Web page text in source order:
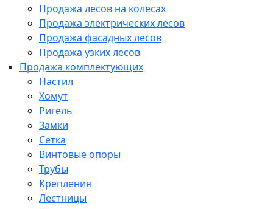
Продажа лесов на колесах
Продажа электрических лесов
Продажа фасадных лесов
Продажа узких лесов
Продажа комплектующих
Настил
Хомут
Ригель
Замки
Сетка
Винтовые опоры
Трубы
Крепления
Лестницы